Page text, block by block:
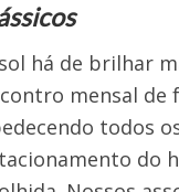
há de brilhar
mensal de
todos
do